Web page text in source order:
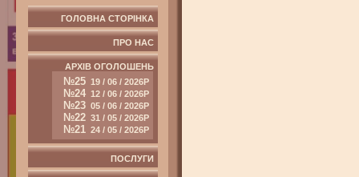
ГОЛОВНА СТОРІНКА
ПРО НАС
АРХІВ ОГОЛОШЕНЬ
№25 19 / 06 / 2026Р
№24 12 / 06 / 2026Р
№23 05 / 06 / 2026Р
№22 31 / 05 / 2026Р
№21 24 / 05 / 2026Р
ПОСЛУГИ